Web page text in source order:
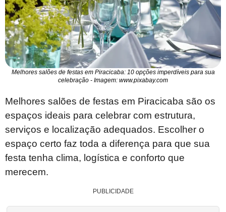
Melhores salões de festas em Piracicaba: 10 opções imperdíveis para sua
celebração - Imagem: www.pixabay.com
Melhores salões de festas em Piracicaba são os
espaços ideais para celebrar com estrutura,
serviços e localização adequados. Escolher o
espaço certo faz toda a diferença para que sua
festa tenha clima, logística e conforto que
merecem.
PUBLICIDADE